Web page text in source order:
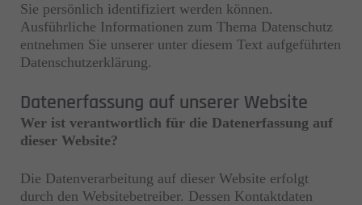
Sie persönlich identifiziert werden können.
Ausführliche Informationen zum Thema Datenschutz
entnehmen Sie unserer unter diesem Text aufgeführten
Datenschutzerklärung.
Datenerfassung auf unserer Website
Wer ist verantwortlich für die Datenerfassung auf
dieser Website?
Die Datenverarbeitung auf dieser Website erfolgt
durch den Websitebetreiber. Dessen Kontaktdaten